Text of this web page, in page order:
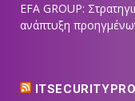
EFA GROUP:
ανάπτυξη